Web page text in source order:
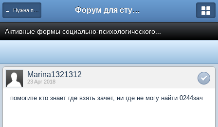
← Нужна помощь Форум для студента СГА
Активные формы социально-психологического...
Marina1321312
23 Apr 2018
помогите кто знает где взять зачет, ни где не могу найти 0244зач